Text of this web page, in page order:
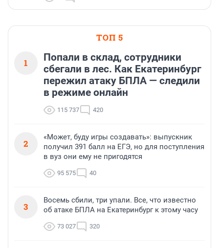
ТОП 5
1
Попали в склад, сотрудники
сбегали в лес. Как Екатеринбург
пережил атаку БПЛА — следили
в режиме онлайн
115 737 420
2
«Может, буду игры создавать»: выпускник
получил 391 балл на ЕГЭ, но для поступления
в вуз они ему не пригодятся
95 575 40
3
Восемь сбили, три упали. Все, что известно
об атаке БПЛА на Екатеринбург к этому часу
73 027 320